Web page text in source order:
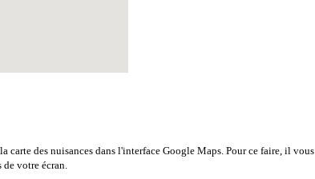
des nuisances dans l'interface Google Maps. Pour ce faire, il vous
votre écran.